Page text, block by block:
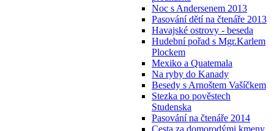
Noc s Andersenem 2013
Pasování dětí na čtenáře 2013
Havajské ostrovy - beseda
Hudební pořad s Mgr.Karlem
Plockem
Mexiko a Quatemala
Na ryby do Kanady
Besedy s Arnoštem Vašíčkem
Stezka po pověstech
Studenska
Pasování na čtenáře 2014
Cesta za domorodými kmeny